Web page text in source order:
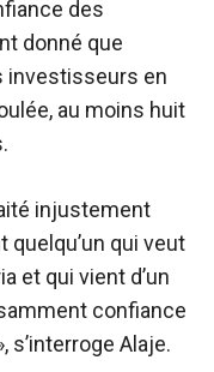
des
donné que
investisseurs en
au moins huit
injustement
quelqu’un qui veut
et qui vient d’un
confiance
s’interroge Alaje.